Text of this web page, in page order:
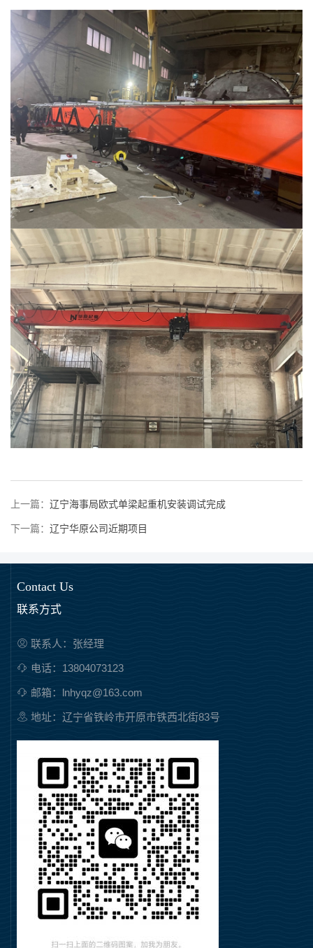
上一篇： 辽宁海事局欧式单梁起重机安装调试完成
下一篇： 辽宁华原公司近期项目
Contact Us
联系方式
联系人：张经理
电话：13804073123
邮箱：lnhyqz@163.com
地址：辽宁省铁岭市开原市铁西北街83号